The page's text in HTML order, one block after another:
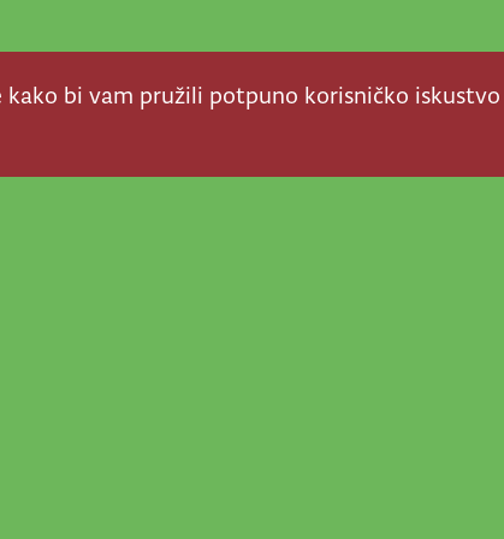
kako bi vam pružili potpuno korisničko